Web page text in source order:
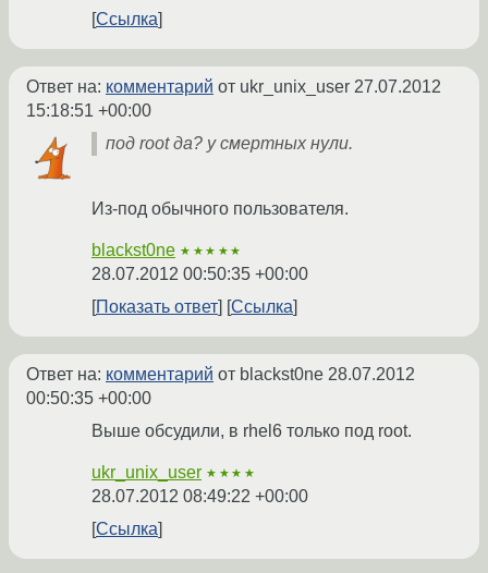
Ссылка
Ответ на: комментарий от ukr_unix_user 27.07.2012
15:18:51 +00:00
под root да? у смертных нули.
Из-под обычного пользователя.
blackst0ne ★★★★★
28.07.2012 00:50:35 +00:00
Показать ответ
Ссылка
Ответ на: комментарий от blackst0ne 28.07.2012
00:50:35 +00:00
Выше обсудили, в rhel6 только под root.
ukr_unix_user ★★★★
28.07.2012 08:49:22 +00:00
Ссылка